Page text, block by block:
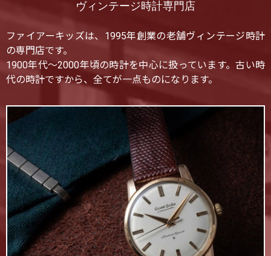
ヴィンテージ時計専門店
ファイアーキッズは、1995年創業の老舗ヴィンテージ時計
の専門店です。
1900年代〜2000年頃の時計を中心に扱っています。古い時
代の時計ですから、全てが一点ものになります。